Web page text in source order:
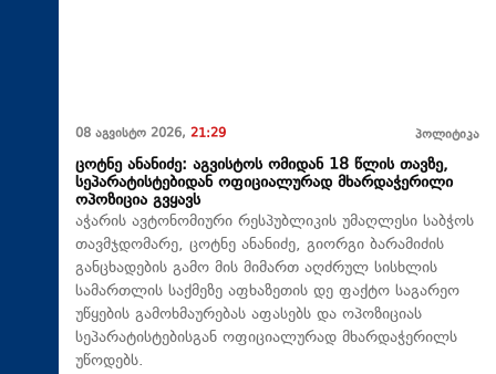
08 აგვისტო 2026, 21:29 პოლიტიკა
ცოტნე ანანიძე: აგვისტოს ომიდან 18 წლის თავზე,
სეპარატისტებიდან ოფიციალურად მხარდაჭერილი
ოპოზიცია გვყავს
აჭარის ავტონომიური რესპუბლიკის უმაღლესი საბჭოს
თავმჯდომარე, ცოტნე ანანიძე, გიორგი ბარამიძის
განცხადების გამო მის მიმართ აღძრულ სისხლის
სამართლის საქმეზე აფხაზეთის დე ფაქტო საგარეო
უწყების გამოხმაურებას აფასებს და ოპოზიციას
სეპარატისტებისგან ოფიციალურად მხარდაჭერილს
უწოდებს.